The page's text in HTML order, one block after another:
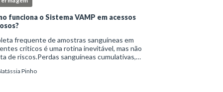
funciona o Sistema VAMP em acessos
frequente de amostras sanguíneas em
críticos é uma rotina inevitável, mas não
de riscos.Perdas sanguíneas cumulativas,
de múltiplas punções e manipulação
Pinho